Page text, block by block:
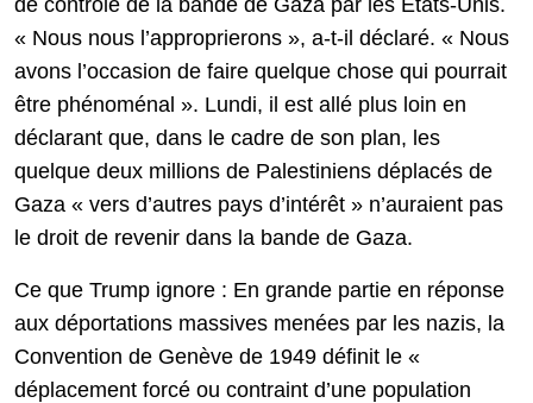
de contrôle de la bande de Gaza par les États-Unis.
« Nous nous l’approprierons », a-t-il déclaré. « Nous
avons l’occasion de faire quelque chose qui pourrait
être phénoménal ». Lundi, il est allé plus loin en
déclarant que, dans le cadre de son plan, les
quelque deux millions de Palestiniens déplacés de
Gaza « vers d’autres pays d’intérêt » n’auraient pas
le droit de revenir dans la bande de Gaza.
Ce que Trump ignore : En grande partie en réponse
aux déportations massives menées par les nazis, la
Convention de Genève de 1949 définit le «
déplacement forcé ou contraint d’une population